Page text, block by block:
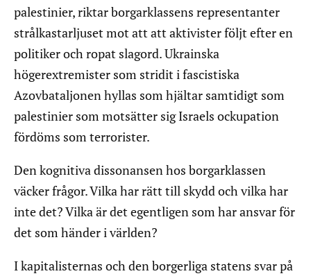
palestinier, riktar borgarklassens representanter
strålkastarljuset mot att att aktivister följt efter en
politiker och ropat slagord. Ukrainska
högerextremister som stridit i fascistiska
Azovbataljonen hyllas som hjältar samtidigt som
palestinier som motsätter sig Israels ockupation
fördöms som terrorister.
Den kognitiva dissonansen hos borgarklassen
väcker frågor. Vilka har rätt till skydd och vilka har
inte det? Vilka är det egentligen som har ansvar för
det som händer i världen?
I kapitalisternas och den borgerliga statens svar på